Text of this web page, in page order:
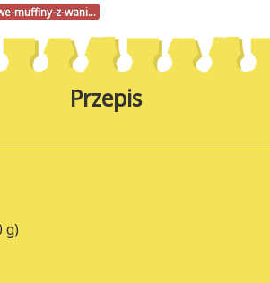
muffiny-z-wani…
Przepis
g)